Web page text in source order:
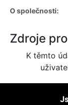
O společnosti:
Zdroje
K těmto